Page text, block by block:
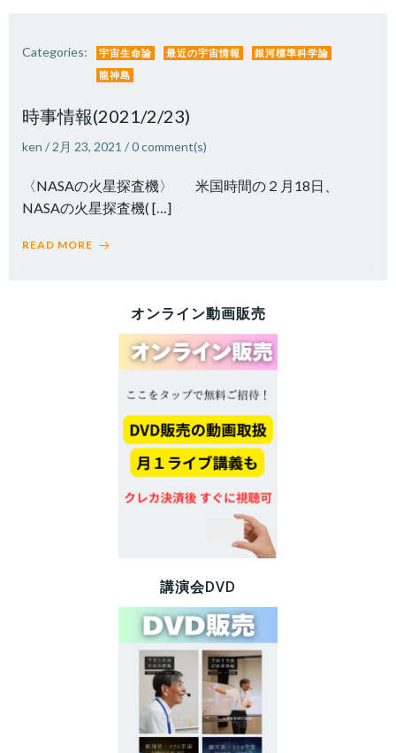
Categories: 宇宙生命論 最近の宇宙情報
銀河標準科学論
龍神島
時事情報(2021/2/23)
ken / 2月 23, 2021 /0comment(s)
〈NASAの火星探査機〉 米国時間の２月18日、
NASAの火星探査機( […]
READ MORE
オンライン動画販売
講演会DVD